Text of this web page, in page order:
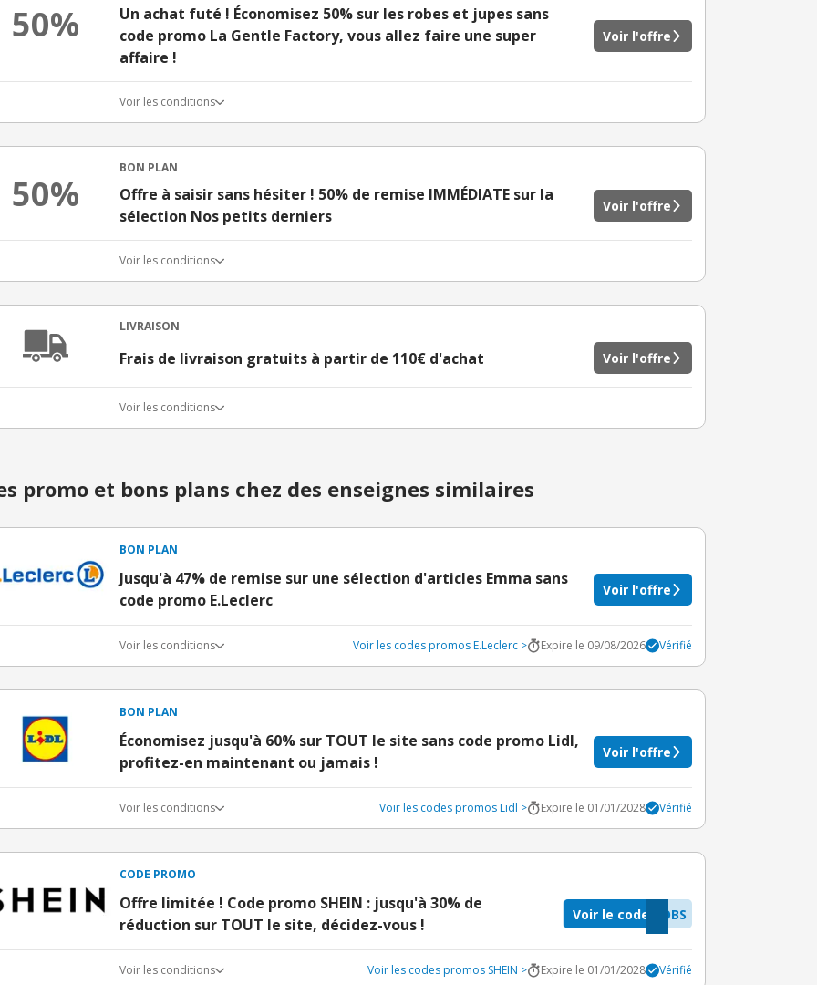
50%
Un achat futé ! Économisez 50% sur les robes et jupes sans
code promo La Gentle Factory, vous allez faire une super
affaire !
Voir l'offre
Voir les conditions
50%
BON PLAN
Offre à saisir sans hésiter ! 50% de remise IMMÉDIATE sur la
sélection Nos petits derniers
Voir l'offre
Voir les conditions
LIVRAISON
Frais de livraison gratuits à partir de 110€ d'achat Voir l'offre
Voir les conditions
promo et bons plans chez des enseignes similaires
BON PLAN
Jusqu'à 47% de remise sur une sélection d'articles Emma sans
code promo E.Leclerc
Voir l'offre
Voir les conditions Voir les codes promos E.Leclerc > Expire le 09/08/2026 Vérifié
BON PLAN
Économisez jusqu'à 60% sur TOUT le site sans code promo Lidl,
profitez-en maintenant ou jamais !
Voir l'offre
Voir les conditions Voir les codes promos Lidl > Expire le 01/01/2028 Vérifié
CODE PROMO
Offre limitée ! Code promo SHEIN : jusqu'à 30% de
réduction sur TOUT le site, décidez-vous !
OBS
Voir le code
Voir les conditions Voir les codes promos SHEIN > Expire le 01/01/2028 Vérifié